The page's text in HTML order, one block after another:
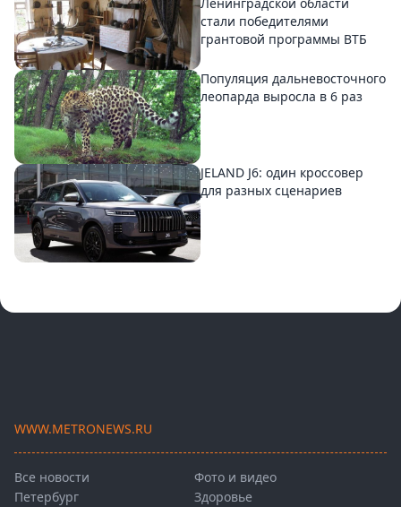
стали победителями
грантовой программы ВТБ
Популяция дальневосточного
леопарда выросла в 6 раз
JELAND J6: один кроссовер
для разных сценариев
WWW.METRONEWS.RU
Все новости
Петербург
Фото и видео
Здоровье